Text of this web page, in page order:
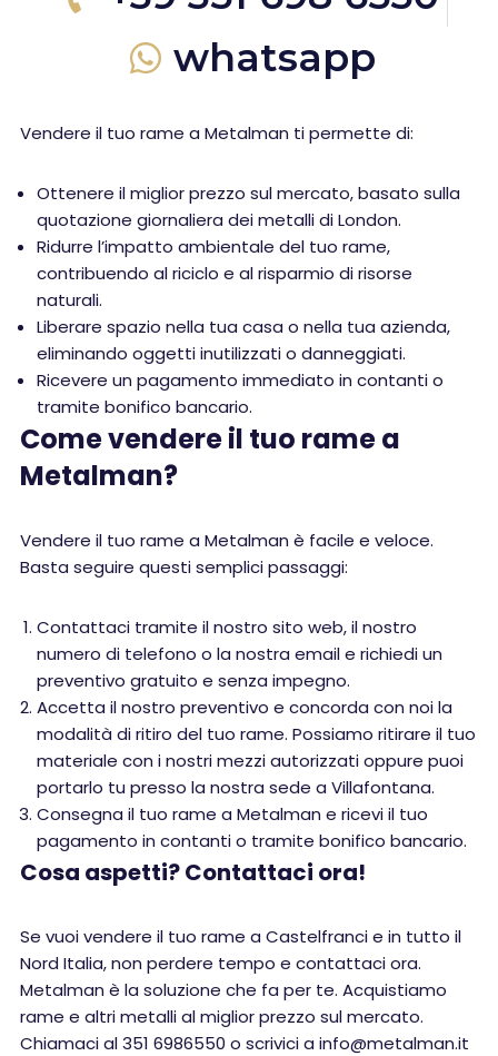
whatsapp
Vendere il tuo rame a Metalman ti permette di:
Ottenere il miglior prezzo sul mercato, basato sulla
quotazione giornaliera dei metalli di London.
Ridurre l’impatto ambientale del tuo rame,
contribuendo al riciclo e al risparmio di risorse
naturali.
Liberare spazio nella tua casa o nella tua azienda,
eliminando oggetti inutilizzati o danneggiati.
Ricevere un pagamento immediato in contanti o
tramite bonifico bancario.
Come vendere il tuo rame a
Metalman?
Vendere il tuo rame a Metalman è facile e veloce.
Basta seguire questi semplici passaggi:
Contattaci tramite il nostro sito web, il nostro
numero di telefono o la nostra email e richiedi un
preventivo gratuito e senza impegno.
Accetta il nostro preventivo e concorda con noi la
modalità di ritiro del tuo rame. Possiamo ritirare il tuo
materiale con i nostri mezzi autorizzati oppure puoi
portarlo tu presso la nostra sede a Villafontana.
Consegna il tuo rame a Metalman e ricevi il tuo
pagamento in contanti o tramite bonifico bancario.
Cosa aspetti? Contattaci ora!
Se vuoi vendere il tuo rame a Castelfranci e in tutto il
Nord Italia, non perdere tempo e contattaci ora.
Metalman è la soluzione che fa per te. Acquistiamo
rame e altri metalli al miglior prezzo sul mercato.
Chiamaci al 351 6986550 o scrivici a info@metalman.it